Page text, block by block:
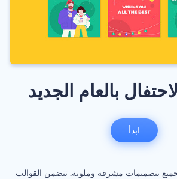
بالعام الجديد
بتصميمات مشرقة وملونة. تتضمن القوالب
ابدأ